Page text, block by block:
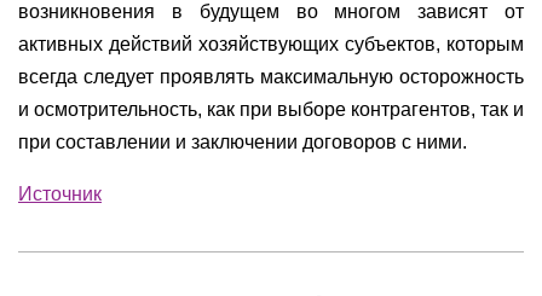
возникновения в будущем во многом зависят от
активных действий хозяйствующих субъектов, которым
всегда следует проявлять максимальную осторожность
и осмотрительность, как при выборе контрагентов, так и
при составлении и заключении договоров с ними.
Источник